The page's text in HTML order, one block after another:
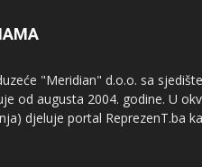
"Meridian" d.o.o. sa
od augusta 2004. godine. U
djeluje portal ReprezenT.ba